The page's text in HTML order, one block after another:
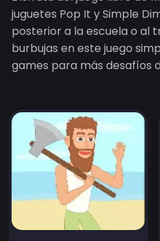
juguetes Pop It y Simple
posterior a la escuela o al
burbujas en este juego
games para más desafíos